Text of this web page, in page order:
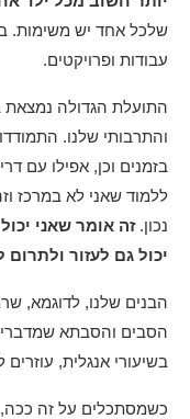
שלכל אחד יש משימות.
עבודות ופרויקטים.
התועלת הגדולה
והתרבותי שלנו.
בזמנים וכן, אפילו עם
ללמוד שאני לא במרכז
נכון.זה אומר שאני
יכול גם לעזור
הבנים שלנו, לדוגמא,
הסבים והסבתא
בשיעורי אנגלית,
כשמסתכלים על זה